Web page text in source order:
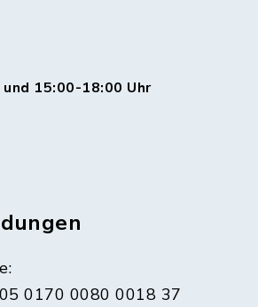
15:00-18:00 Uhr
0170 0080 0018 37